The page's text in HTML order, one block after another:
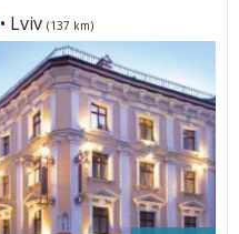
• Lviv (137 km)